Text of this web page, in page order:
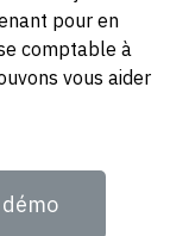
pour en
comptable à
vous aider